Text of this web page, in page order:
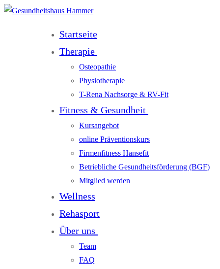
Startseite
Therapie
Osteopathie
Physiotherapie
T-Rena Nachsorge & RV-Fit
Fitness & Gesundheit
Kursangebot
online Präventionskurs
Firmenfitness Hansefit
Betriebliche Gesundheitsförderung (BGF)
Mitglied werden
Wellness
Rehasport
Über uns
Team
FAQ